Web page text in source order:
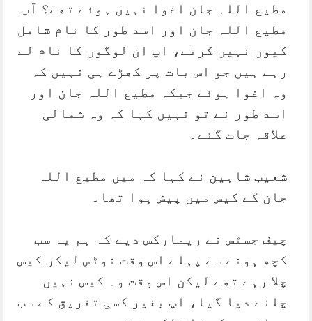
مطیع اللہ جان اغوا نہیں ہوئے تھے؟ آپ
مطیع اللہ جان اور اسد طور کا نام شامل
کیوں نہیں کرتے، اپ ان لوگوں کا نام لے
رہے ہیں جو اس بات پر کھڑے ہی نہیں کہ
وہ اغوا ہوئے جبکہ مطیع اللہ جان اور
اسد طور نے تو نہیں کہا کہ وہ شمالی
علاقہ جات گئے۔
شعیب شاہین نے کہا کہ میں مطیع اللہ
جان کے کیس میں پیش ہوا تھا۔
چیف جسٹس نے ریمارکس دیے کہ ہم یہ سب
کچھ ہونے سے پہلے اس وقت نوٹس لیکر کیس
چلا رہے تھے لیکن اس وقت وہ کیس نہیں
چلنے دیا گیا، آپ بغیر کسی تفریق کے سب